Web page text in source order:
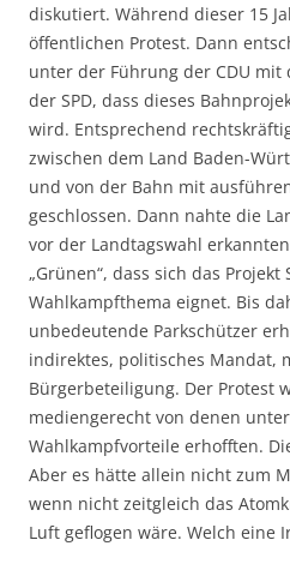
diskutiert. Während dieser 15
öffentlichen Protest. Dann
unter der Führung der CDU mit
der SPD, dass dieses
wird. Entsprechend
zwischen dem Land Baden-
und von der Bahn mit
geschlossen. Dann nahte die
vor der Landtagswahl
„Grünen“, dass sich das
Wahlkampfthema eignet. Bis
unbedeutende Parkschützer
indirektes, politisches Mandat,
Bürgerbeteiligung. Der Protest
mediengerecht von denen
Wahlkampfvorteile erhofften.
Aber es hätte allein nicht zum
wenn nicht zeitgleich das
Luft geflogen wäre. Welch eine